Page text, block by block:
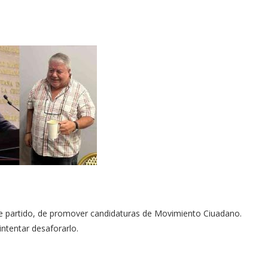
de promover candidaturas de Movimiento Ciuadano.
desaforarlo.